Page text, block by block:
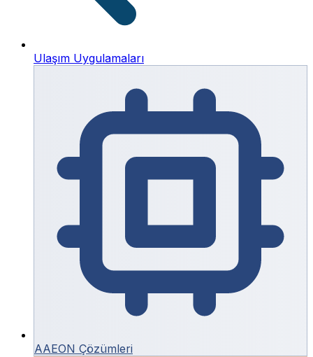
Ulaşım Uygulamaları
AAEON Çözümleri